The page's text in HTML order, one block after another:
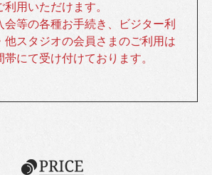
用いただけます。
等の各種お手続き、ビジター利
他スタジオの会員さまのご利用は
帯にて受け付けております。